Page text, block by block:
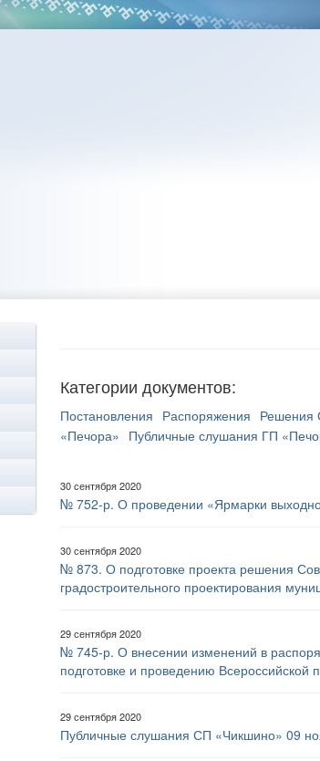
Категории документов:
Постановления Распоряжения Решения
«Печора» Публичные слушания ГП
30 сентября 2020
№ 752-р. О проведении «Ярмарки
30 сентября 2020
№ 873. О подготовке проекта решения
градостроительного проектирования
29 сентября 2020
№ 745-р. О внесении изменений в
подготовке и проведению
29 сентября 2020
Публичные слушания СП «Чикшино» 09